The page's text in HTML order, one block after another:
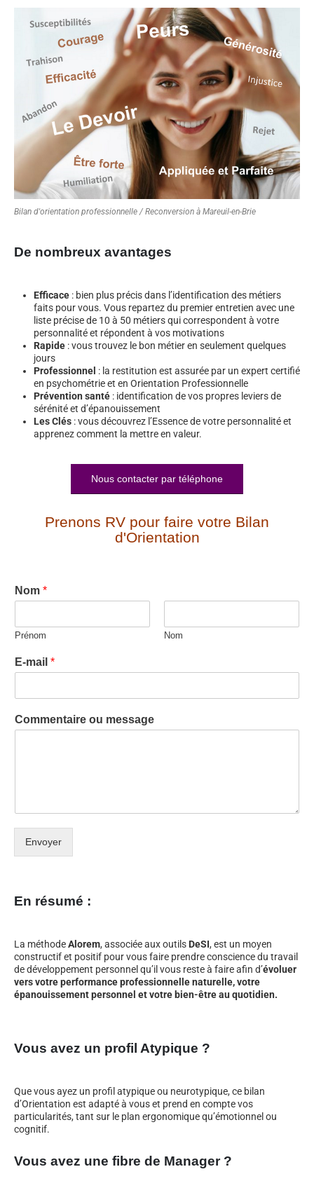
Bilan d'orientation professionnelle / Reconversion à Mareuil-en-Brie
De nombreux avantages
Efficace : bien plus précis dans l’identification des métiers
faits pour vous. Vous repartez du premier entretien avec une
liste précise de 10 à 50 métiers qui correspondent à votre
personnalité et répondent à vos motivations
Rapide : vous trouvez le bon métier en seulement quelques
jours
Professionnel : la restitution est assurée par un expert certifié
en psychométrie et en Orientation Professionnelle
Prévention santé : identification de vos propres leviers de
sérénité et d’épanouissement
Les Clés : vous découvrez l’Essence de votre personnalité et
apprenez comment la mettre en valeur.
Nous contacter par téléphone
Prenons RV pour faire votre Bilan
d'Orientation
Nom *
Prénom Nom
E-mail *
Commentaire ou message
Envoyer
En résumé :
La méthodeAlorem, associée aux outils DeSI, est un moyen
constructif et positif pour vous faire prendre conscience du travail
de développement personnel qu’il vous reste à faire afin d’évoluer
vers votre performance professionnelle naturelle, votre
épanouissement personnel et votre bien-être au quotidien.
Vous avez un profil Atypique ?
Que vous ayez un profil atypique ou neurotypique, ce bilan
d’Orientation est adapté à vous et prend en compte vos
particularités, tant sur le plan ergonomique qu’émotionnel ou
cognitif.
Vous avez une fibre de Manager ?